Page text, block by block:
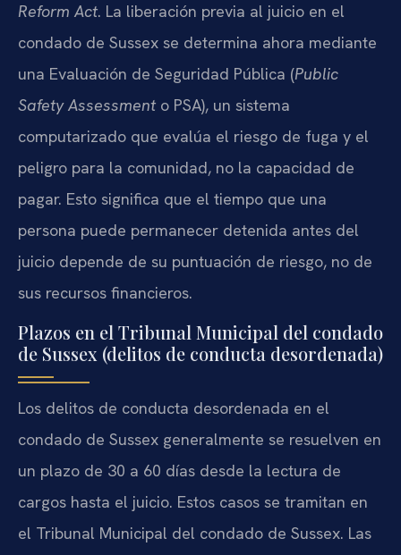
Reform Act. La liberación previa al juicio en el
condado de Sussex se determina ahora mediante
una Evaluación de Seguridad Pública (Public
Safety Assessmento PSA), un sistema
computarizado que evalúa el riesgo de fuga y el
peligro para la comunidad, no la capacidad de
pagar. Esto significa que el tiempo que una
persona puede permanecer detenida antes del
juicio depende de su puntuación de riesgo, no de
sus recursos financieros.
Plazos en el Tribunal Municipal del condado
de Sussex (delitos de conducta desordenada)
Los delitos de conducta desordenada en el
condado de Sussex generalmente se resuelven en
un plazo de 30 a 60 días desde la lectura de
cargos hasta el juicio. Estos casos se tramitan en
el Tribunal Municipal del condado de Sussex. Las